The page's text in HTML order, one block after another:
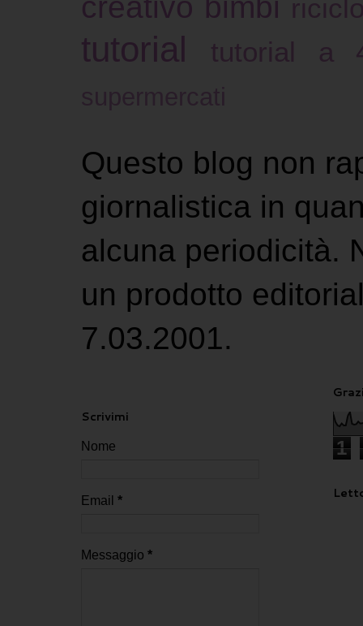
tutorial tutorial a
Questo blog non
giornalistica in
alcuna periodicità.
un prodotto
7.03.2001.
Scrivimi
Nome
Email *
Messaggio *
1